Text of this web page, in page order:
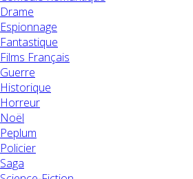
Drame
Espionnage
Fantastique
Films Français
Guerre
Historique
Horreur
Noël
Peplum
Policier
Saga